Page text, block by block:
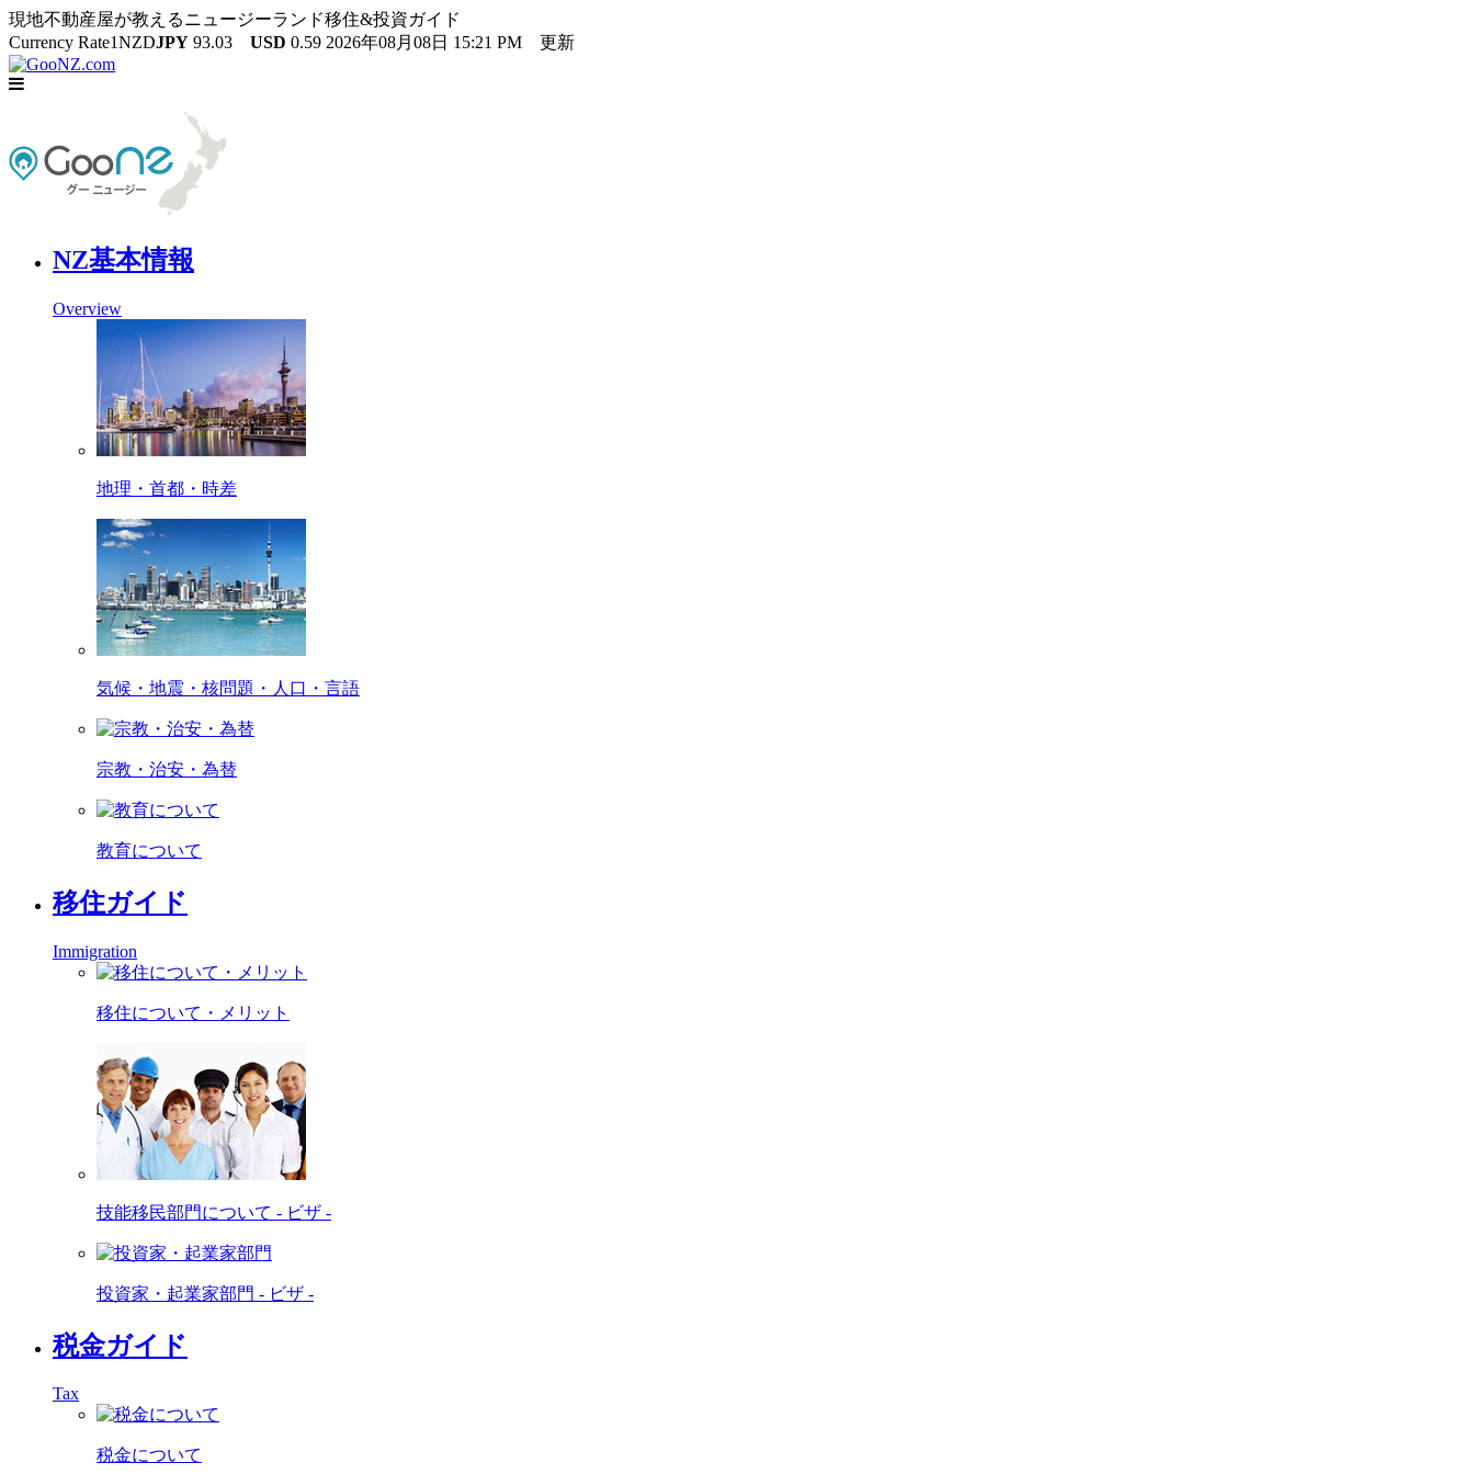
現地不動産屋が教えるニュージーランド移住&投資ガイド
Currency Rate1NZDJPY 93.03 USD 0.59 2026年08月08日 15:21 PM 更新
NZ基本情報
Overview
地理・首都・時差
気候・地震・核問題・人口・言語
宗教・治安・為替
教育について
移住ガイド
Immigration
移住について・メリット
技能移民部門について - ビザ -
投資家・起業家部門 - ビザ -
税金ガイド
Tax
税金について